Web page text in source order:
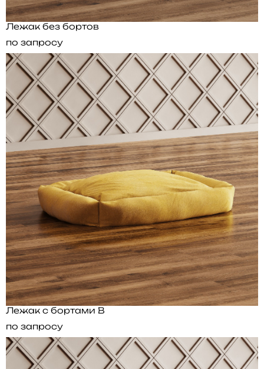
Лежак без бортов
по запросу
Лежак с бортами B
по запросу